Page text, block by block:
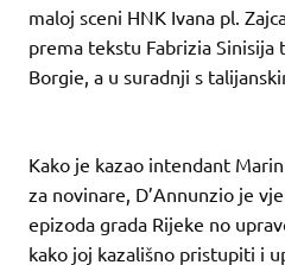
maloj sceni HNK Ivana pl.
prema tekstu Fabrizia Sinisija
Borgie, a u suradnji s
Kako je kazao intendant
za novinare, D’Annunzio je
epizoda grada Rijeke no
kako joj kazališno pristupiti i